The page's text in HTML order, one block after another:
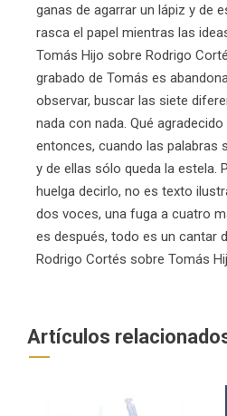
ganas de agarrar un lápiz y de
rasca el papel mientras las
Tomás Hijo sobre Rodrigo
grabado de Tomás es
observar, buscar las siete
nada con nada. Qué
entonces, cuando las palabras
y de ellas sólo queda la estela.
huelga decirlo, no es texto
dos voces, una fuga a cuatro
es después, todo es un cantar
Rodrigo Cortés sobre Tomás
Artículos